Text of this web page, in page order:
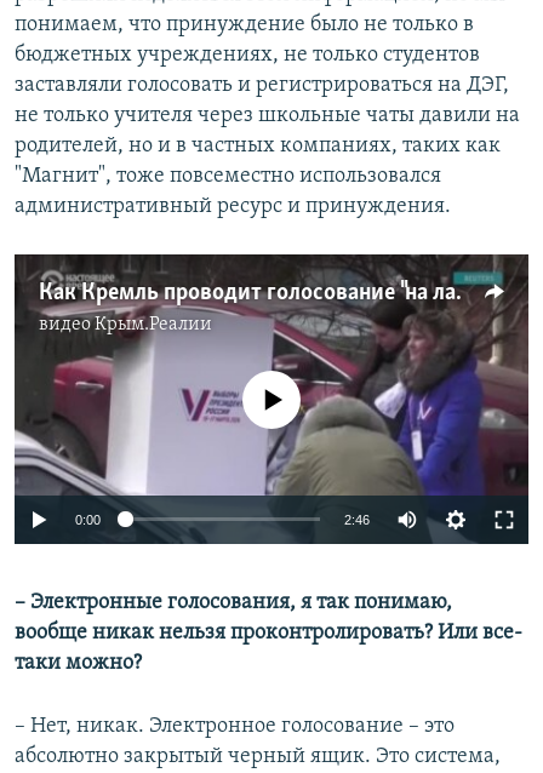
понимаем, что принуждение было не только в
бюджетных учреждениях, не только студентов
заставляли голосовать и регистрироваться на ДЭГ,
не только учителя через школьные чаты давили на
родителей, но и в частных компаниях, таких как
"Магнит", тоже повсеместно использовался
административный ресурс и принуждения.
Как Кремль проводит голосование "на лавочке" в оккупированных Мариуполе и Донецке
видеоКрым.Реалии
Auto 240p 360p 480p
No media source currently available
0:00 2:46
360p
480p
1080p
– Электронные голосования, я так понимаю,
вообще никак нельзя проконтролировать? Или все-
таки можно?
– Нет, никак. Электронное голосование – это
абсолютно закрытый черный ящик. Это система,